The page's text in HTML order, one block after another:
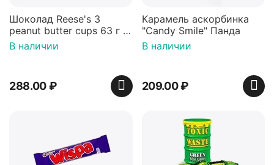
Шоколад Reese's 3
peanut butter cups 63 г с
арахисовой пастой
В наличии
288.00₽
Карамель аскорбинка
"Candy Smile" Панда
В наличии
209.00₽